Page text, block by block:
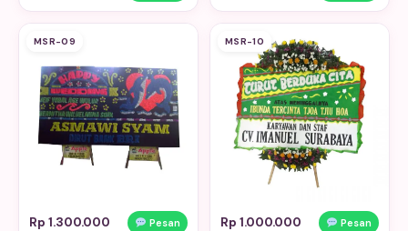
MSR-09
Rp 1.300.000 Pesan
MSR-10
Rp 1.000.000 Pesan